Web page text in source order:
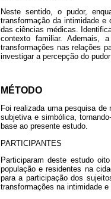
Neste sentido, o pudor,
transformação da intimidade
das ciências médicas.
contexto familiar. Ademais,
transformações nas relações
investigar a percepção do
MÉTODO
Foi realizada uma pesquisa
subjetiva e simbólica,
base ao presente estudo.
PARTICIPANTES
Participaram deste estudo
população e residentes na
para a participação dos
transformações na intimidade